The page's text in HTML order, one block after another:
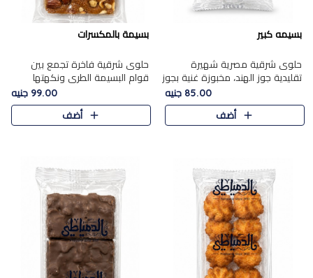
بسيمه كبير
حلوى شرقية مصرية شهيرة
تقليدية جوز الهند، مخبوزة غنية بجوز
الهند، بلمسه ذهبية وتتميز بقوامها
المرمل وطعمها اللذيذ الذي يشبه
البسبوسة. تُخبز..
85.00 جنيه
أضف
بسيمة بالمكسرات
حلوى شرقية فاخرة تجمع بين
قوام البسيمة الطري ونكهتها
الغنية، مزينة بتشكيلة مختارة من
اللوز والبندق والمكسرات الفاخرة.
مزيج متوازن من القوام ..
99.00 جنيه
أضف